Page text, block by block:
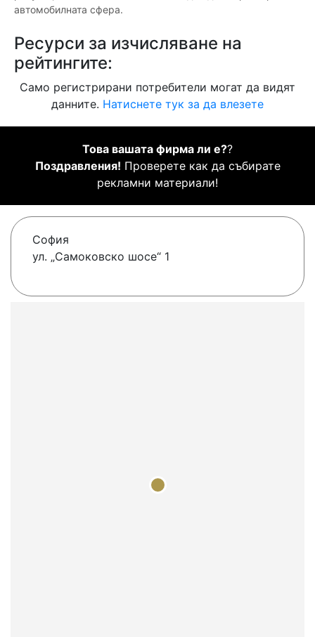
автомобилната сфера.
Ресурси за изчисляване на
рейтингите:
Само регистрирани потребители могат да видят
данните. Натиснете тук за да влезете
Това вашата фирма ли е??
Поздравления! Проверете как да събирате
рекламни материали!
София
ул. „Самоковско шосе“ 1